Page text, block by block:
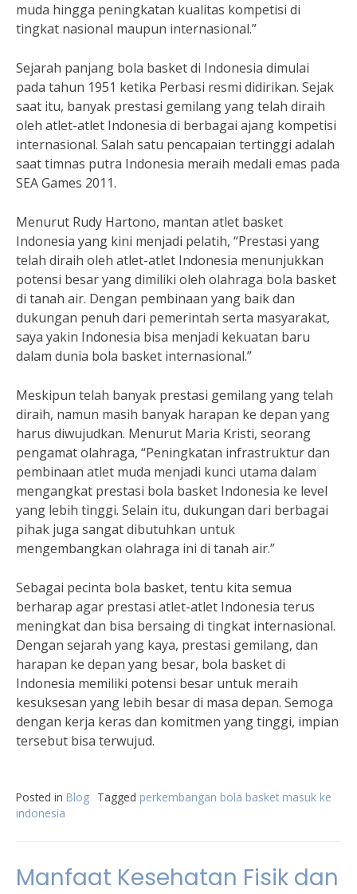
muda hingga peningkatan kualitas kompetisi di
tingkat nasional maupun internasional.”
Sejarah panjang bola basket di Indonesia dimulai
pada tahun 1951 ketika Perbasi resmi didirikan. Sejak
saat itu, banyak prestasi gemilang yang telah diraih
oleh atlet-atlet Indonesia di berbagai ajang kompetisi
internasional. Salah satu pencapaian tertinggi adalah
saat timnas putra Indonesia meraih medali emas pada
SEA Games 2011.
Menurut Rudy Hartono, mantan atlet basket
Indonesia yang kini menjadi pelatih, “Prestasi yang
telah diraih oleh atlet-atlet Indonesia menunjukkan
potensi besar yang dimiliki oleh olahraga bola basket
di tanah air. Dengan pembinaan yang baik dan
dukungan penuh dari pemerintah serta masyarakat,
saya yakin Indonesia bisa menjadi kekuatan baru
dalam dunia bola basket internasional.”
Meskipun telah banyak prestasi gemilang yang telah
diraih, namun masih banyak harapan ke depan yang
harus diwujudkan. Menurut Maria Kristi, seorang
pengamat olahraga, “Peningkatan infrastruktur dan
pembinaan atlet muda menjadi kunci utama dalam
mengangkat prestasi bola basket Indonesia ke level
yang lebih tinggi. Selain itu, dukungan dari berbagai
pihak juga sangat dibutuhkan untuk
mengembangkan olahraga ini di tanah air.”
Sebagai pecinta bola basket, tentu kita semua
berharap agar prestasi atlet-atlet Indonesia terus
meningkat dan bisa bersaing di tingkat internasional.
Dengan sejarah yang kaya, prestasi gemilang, dan
harapan ke depan yang besar, bola basket di
Indonesia memiliki potensi besar untuk meraih
kesuksesan yang lebih besar di masa depan. Semoga
dengan kerja keras dan komitmen yang tinggi, impian
tersebut bisa terwujud.
Posted in Blog Tagged perkembangan bola basket masuk ke
indonesia
Manfaat Kesehatan Fisik dan